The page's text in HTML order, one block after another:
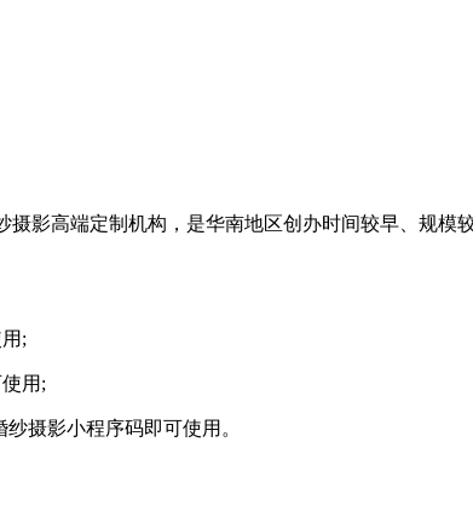
摄影高端定制机构，是华南地区创办时间较早、规
;
用;
摄影小程序码即可使用。